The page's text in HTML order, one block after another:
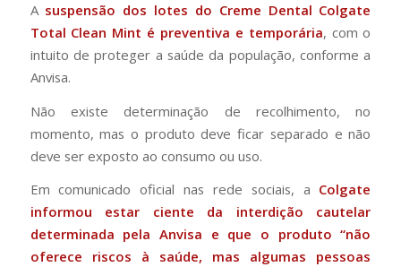
A suspensão dos lotes do Creme Dental Colgate
Total Clean Mint é preventiva e temporária, com o
intuito de proteger a saúde da população, conforme a
Anvisa.
Não existe determinação de recolhimento, no
momento, mas o produto deve ficar separado e não
deve ser exposto ao consumo ou uso.
Em comunicado oficial nas rede sociais, a Colgate
informou estar ciente da interdição cautelar
determinada pela Anvisa e que o produto “não
oferece riscos à saúde, mas algumas pessoas